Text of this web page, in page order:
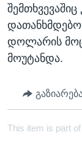
დოლარის
მოუტანდა.
This item is part of